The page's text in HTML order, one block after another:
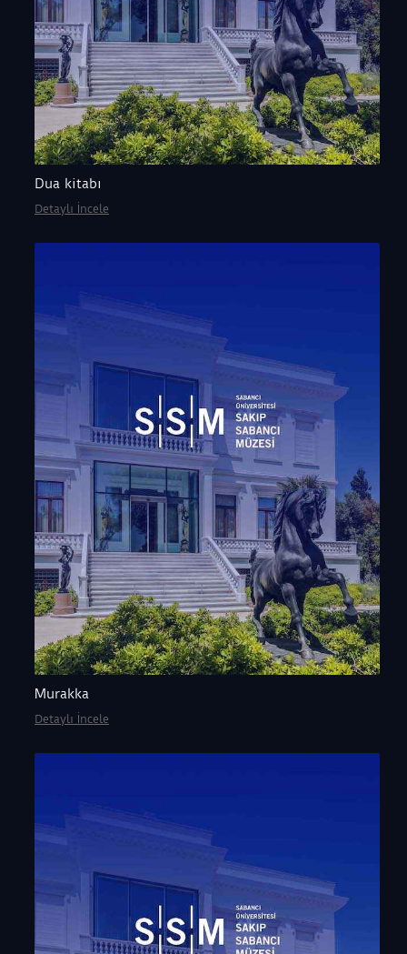
Dua kitabı
Detaylı İncele
Murakka
Detaylı İncele